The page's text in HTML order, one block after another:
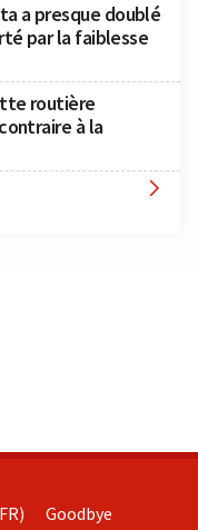
a presque doublé
par la faiblesse
routière
à la

Goodbye